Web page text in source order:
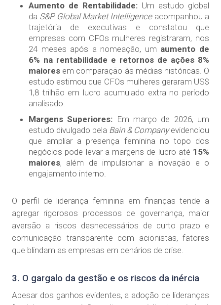
Aumento de Rentabilidade: Um estudo global
da S&P Global Market Intelligenceacompanhou a
trajetória de executivas e constatou que
empresas com CFOs mulheres registraram, nos
24 meses após a nomeação, um aumento de
6% na rentabilidade e retornos de ações 8%
maiores em comparação às médias históricas. O
estudo estimou que CFOs mulheres geraram US$
1,8 trilhão em lucro acumulado extra no período
analisado.
Margens Superiores: Em março de 2026, um
estudo divulgado pela Bain & Companyevidenciou
que ampliar a presença feminina no topo dos
negócios pode levar a margens de lucro até 15%
maiores, além de impulsionar a inovação e o
engajamento interno.
O perfil de liderança feminina em finanças tende a
agregar rigorosos processos de governança, maior
aversão a riscos desnecessários de curto prazo e
comunicação transparente com acionistas, fatores
que blindam as empresas em cenários de crise.
3. O gargalo da gestão e os riscos da inércia
Apesar dos ganhos evidentes, a adoção de lideranças